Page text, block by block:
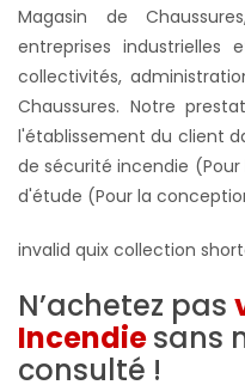
Magasin de
entreprises industrielles
collectivités,
Chaussures. Notre
l'établissement du client
de sécurité incendie
d'étude (Pour la
invalid quix collection
N’achetez pas
Incendiesans
consulté !